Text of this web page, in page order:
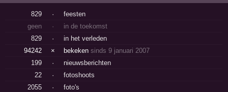
829 ·
feesten
geen
·
in de toekomst
829
·
in het verleden
94242
× bekekensinds 9 januari 2007
199
·
nieuwsberichten
22
·
fotoshoots
2055
·
foto's